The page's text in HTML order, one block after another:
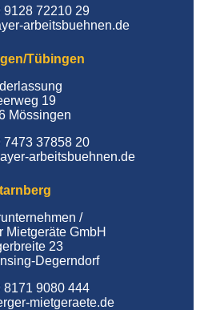
9128 72210 29
arbeitsbuehnen.de
Tübingen
19
Mössingen
7473 37858 20
arbeitsbuehnen.de
/
Mietgeräte GmbH
23
Degerndorf
8171 9080 444
mietgeraete.de